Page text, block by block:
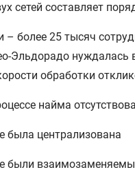
сетей составляет
– более 25 тысяч
Эльдорадо нуждалась
обработки
найма
централизована
были взаимозаменяемы